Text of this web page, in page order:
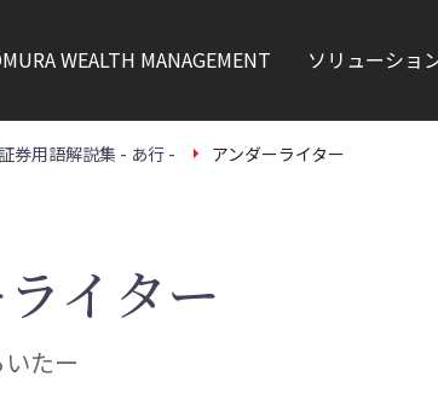
WEALTH MANAGEMENT ソリューショ
証券用語解説集 - あ行 - アンダーライター
イター
たー